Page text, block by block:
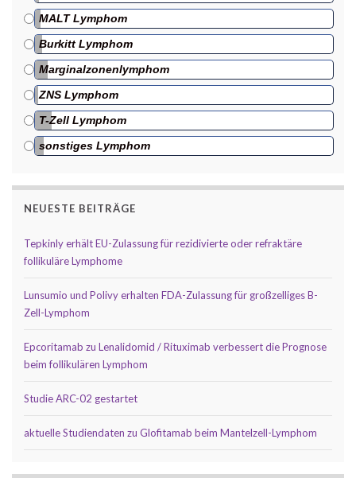
MALT Lymphom
Burkitt Lymphom
Marginalzonenlymphom
ZNS Lymphom
T-Zell Lymphom
sonstiges Lymphom
NEUESTE BEITRÄGE
Tepkinly erhält EU-Zulassung für rezidivierte oder refraktäre
follikuläre Lymphome
Lunsumio und Polivy erhalten FDA-Zulassung für großzelliges B-
Zell-Lymphom
Epcoritamab zu Lenalidomid / Rituximab verbessert die Prognose
beim follikulären Lymphom
Studie ARC-02 gestartet
aktuelle Studiendaten zu Glofitamab beim Mantelzell-Lymphom